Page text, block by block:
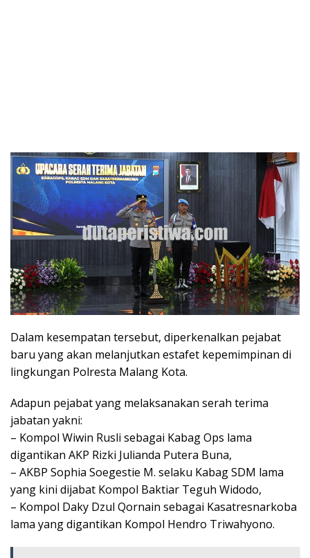
Dalam kesempatan tersebut, diperkenalkan pejabat
baru yang akan melanjutkan estafet kepemimpinan di
lingkungan Polresta Malang Kota.
Adapun pejabat yang melaksanakan serah terima
jabatan yakni:
– Kompol Wiwin Rusli sebagai Kabag Ops lama
digantikan AKP Rizki Julianda Putera Buna,
– AKBP Sophia Soegestie M. selaku Kabag SDM lama
yang kini dijabat Kompol Baktiar Teguh Widodo,
– Kompol Daky Dzul Qornain sebagai Kasatresnarkoba
lama yang digantikan Kompol Hendro Triwahyono.